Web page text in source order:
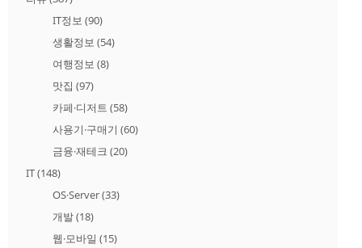
IT정보 (90)
생활정보 (54)
여행정보 (8)
맛집 (97)
카페·디저트 (58)
사용기·구매기 (60)
금융·재테크 (20)
IT(148)
OS·Server(33)
개발(18)
웹·모바일 (15)